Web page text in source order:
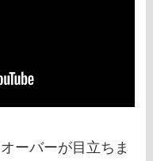
ーバーが目立ちま